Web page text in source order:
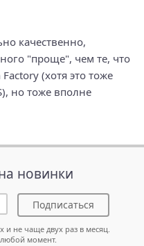
качественно,
"проще", чем те, что
(хотя это тоже
но тоже вполне
новинки
Подписаться
и не чаще двух раз в месяц.
момент.